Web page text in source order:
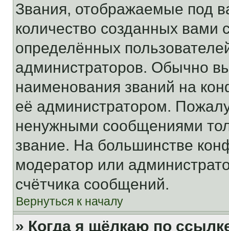
Звания, отображаемые под
количество созданных
определённых
администраторов. Обычно
наименования званий на
её администратором.
ненужными сообщениями
звание. На большинстве
модератор или
счётчика сообщений.
Вернуться к началу
» Когда я щёлкаю по